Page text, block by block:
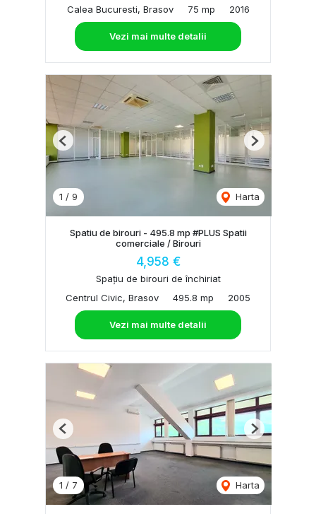
Calea Bucuresti, Brasov
75 mp 2016
Vezi mai multe detalii
1 / 9 Harta
Previous Next
Spatiu de birouri - 495.8 mp #PLUS Spatii
comerciale / Birouri
4,958 €
Spațiu de birouri de închiriat
Centrul Civic, Brasov
495.8 mp 2005
Vezi mai multe detalii
1 / 7 Harta
Previous Next